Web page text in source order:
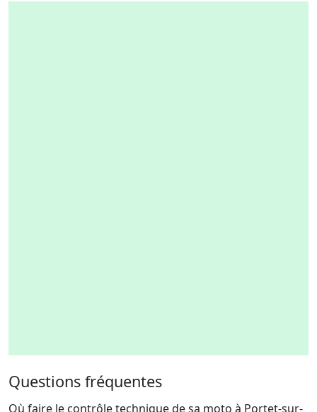
Questions fréquentes
Où faire le contrôle technique de sa moto à Portet-sur-